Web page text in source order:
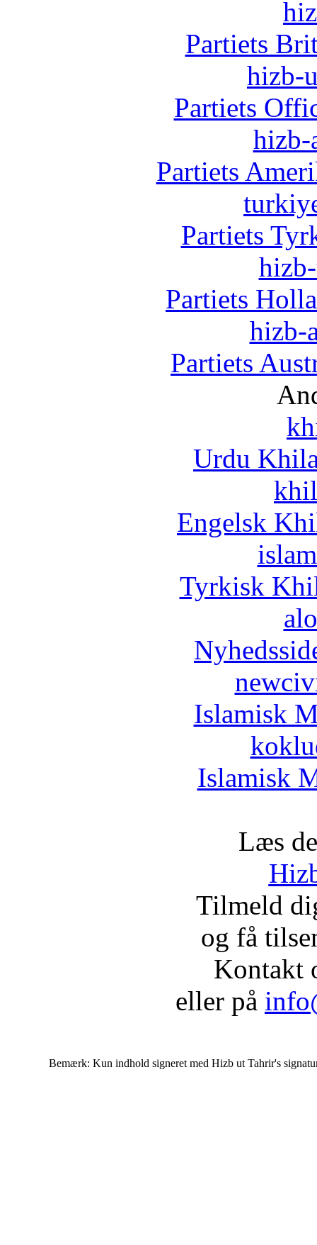
Partiets
hizb-
Partiets
hizb-
Partiets
Partiets
Partiets
hizb-
Partiets
Urdu
Engelsk
Tyrkisk
Islamisk
Islamisk
Læs
Tilmeld
og få
Kontakt
eller på
Bemærk: Kun indhold signeret med Hizb ut Tahrir's